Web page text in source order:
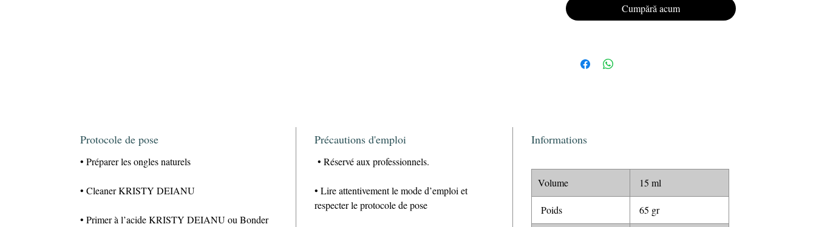
Offrez à vos ongles un look impeccable et
durable avec le vernis semi-permanent Gel
Cumpără acum
Protocole de pose
• Préparer les ongles naturels
• Cleaner KRISTY DEIANU
• Primer à l’acide KRISTY DEIANU ou Bonder
Précautions d'emploi
• Réservé aux professionnels.
• Lire attentivement le mode d’emploi et
respecter le protocole de pose
Informations
Volume 15 ml
Poids 65 gr